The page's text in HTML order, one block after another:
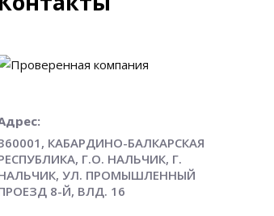
КАБАРДИНО-БАЛКАРСКАЯ
Г.О. НАЛЬЧИК, Г.
УЛ. ПРОМЫШЛЕННЫЙ
8-Й, ВЛД. 16